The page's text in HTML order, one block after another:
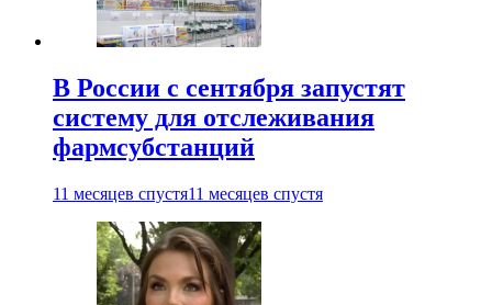
В России с сентября запустят
систему для отслеживания
фармсубстанций
11 месяцев спустя11 месяцев спустя